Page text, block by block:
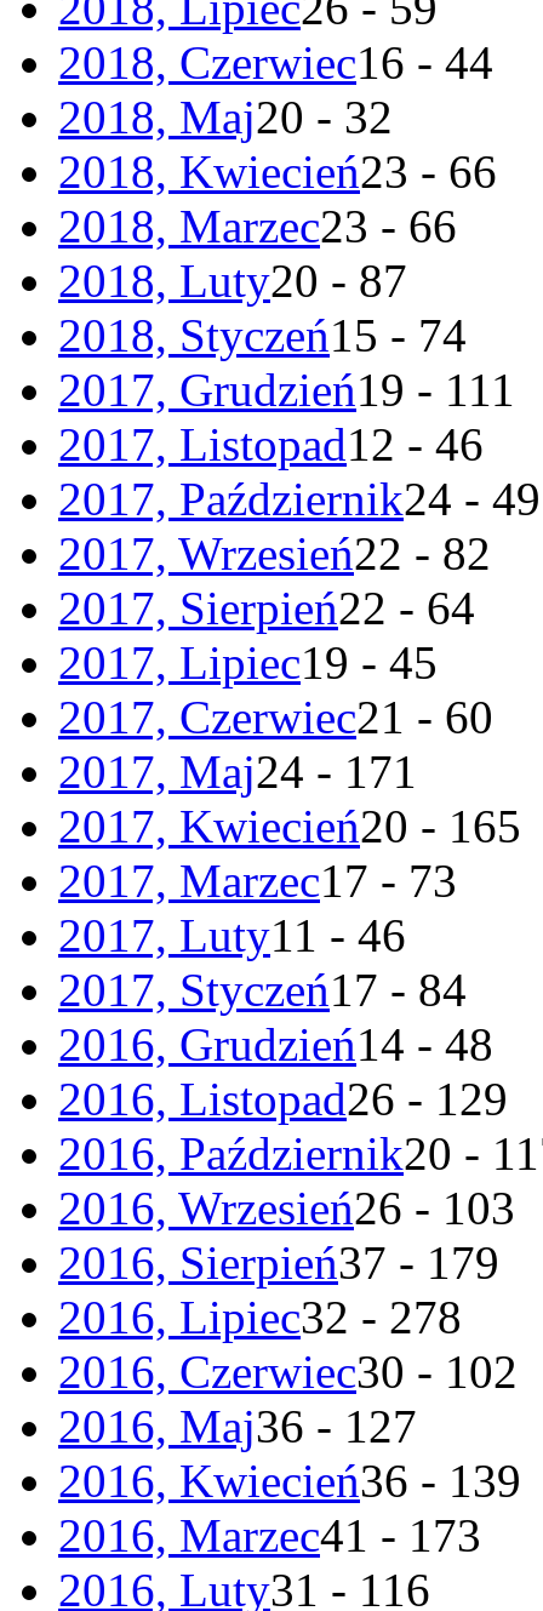
2018, Czerwiec16 - 44
2018, Maj20 - 32
2018, Kwiecień23 - 66
2018, Marzec23 - 66
2018, Luty20 - 87
2018, Styczeń15 - 74
2017, Grudzień19 - 111
2017, Listopad12 - 46
2017, Październik24 - 49
2017, Wrzesień22 - 82
2017, Sierpień22 - 64
2017, Lipiec19 - 45
2017, Czerwiec21 - 60
2017, Maj24 - 171
2017, Kwiecień20 - 165
2017, Marzec17 - 73
2017, Luty11 - 46
2017, Styczeń17 - 84
2016, Grudzień14 - 48
2016, Listopad26 - 129
2016, Październik20 -
2016, Wrzesień26 - 103
2016, Sierpień37 - 179
2016, Lipiec32 - 278
2016, Czerwiec30 - 102
2016, Maj36 - 127
2016, Kwiecień36 - 139
2016, Marzec41 - 173
2016, Luty31 - 116